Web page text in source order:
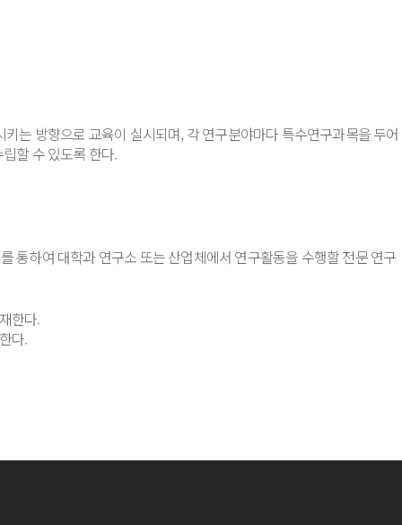
는 방향으로 교육이 실시되며, 각 연구분야마다 특수연구과목을 두어
할 수 있도록 한다.
통하여 대학과 연구소 또는 산업체에서 연구활동을 수행할 전문 연구
한다.
다.